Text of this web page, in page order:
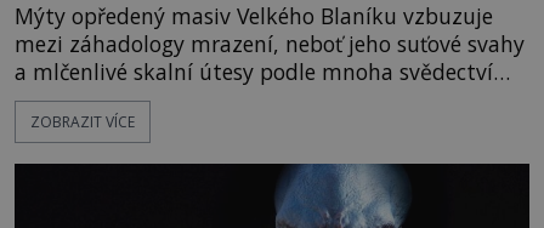
Mýty opředený masiv Velkého Blaníku vzbuzuje
mezi záhadology mrazení, neboť jeho suťové svahy
a mlčenlivé skalní útesy podle mnoha svědectví
fungují jako anomální zóny, kde selhává lidské
vnímání času i prostoru. Geologické anomálie hory
badatelé zde odkrývají indicie, které propojují
prastaré pohanské kulty, keltské svatyně a zprávy
ZOBRAZIT VÍCE